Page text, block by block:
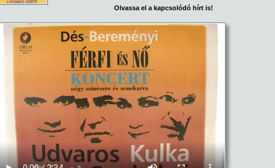
Olvassa el a kapcsolódó hírt is!